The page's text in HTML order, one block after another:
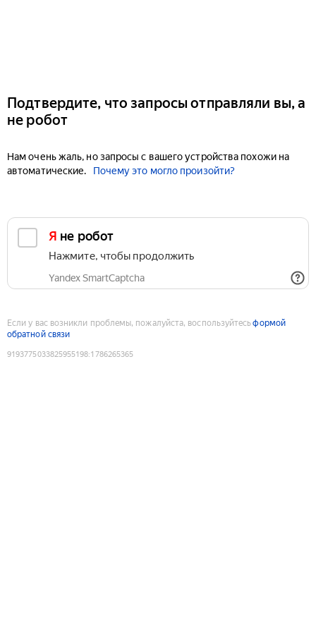
Подтвердите, что запросы отправляли вы, а
не робот
Нам очень жаль, но запросы с вашего устройства похожи на
автоматические.
Почему это могло произойти?
Я не робот
Нажмите, чтобы продолжить
Yandex SmartCaptcha
Если у вас возникли проблемы, пожалуйста, воспользуйтесьформой
обратной связи
9193775033825955198:1786265365